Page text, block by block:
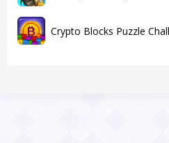
Crypto Blocks Puzzle